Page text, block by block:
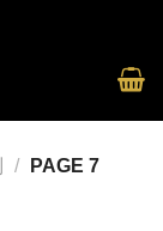
/ PAGE 7